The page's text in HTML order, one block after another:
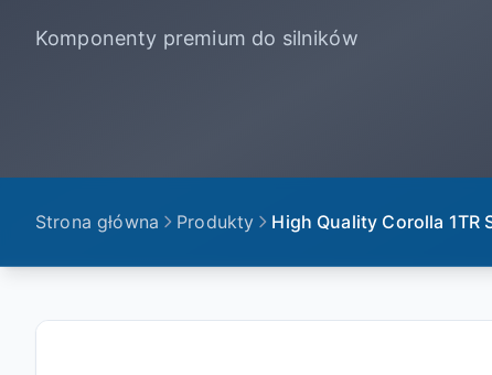
Komponenty premium do silników
Strona główna Produkty High Quality Corolla 1TR